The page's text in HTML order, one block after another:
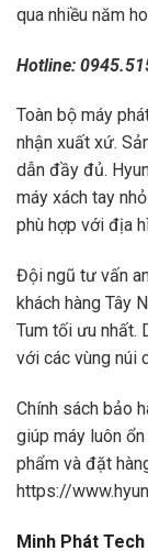
qua nhiều năm
Hotline:
Toàn bộ máy
nhận xuất xứ.
dẫn đầy đủ.
máy xách tay
phù hợp với địa
Đội ngũ tư vấn
khách hàng Tây
Tum tối ưu nhất.
với các vùng núi
Chính sách bảo
giúp máy luôn
phẩm và đặt
https://
Minh Phát